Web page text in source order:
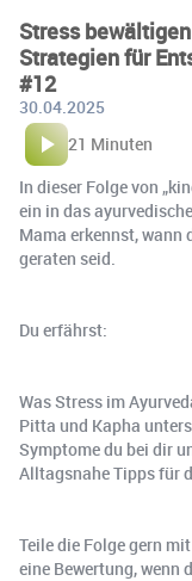
Stress
Strategien für
#12
30.04.2025
21 Minuten
In dieser Folge von
ein in das
Mama erkennst, wann
geraten seid.
Du erfährst:
Was Stress im
Pitta und Kapha
Symptome du bei dir
Alltagsnahe Tipps für
Teile die Folge gern
eine Bewertung, wenn